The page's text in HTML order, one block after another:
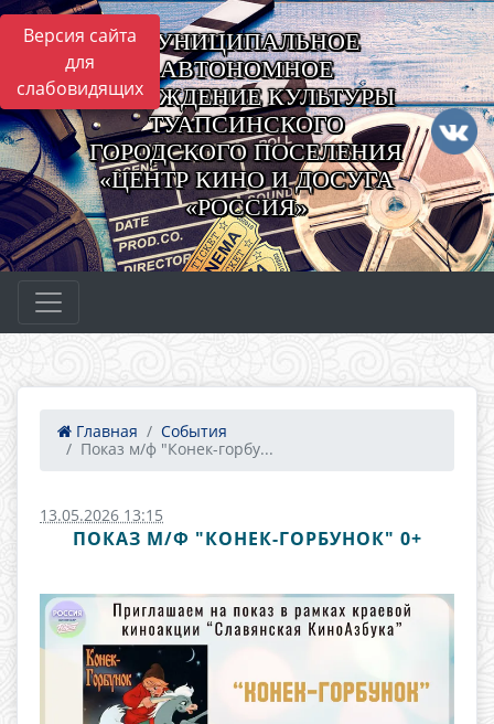
Версия сайта
для
слабовидящих
МУНИЦИПАЛЬНОЕ
АВТОНОМНОЕ
УЧРЕЖДЕНИЕ КУЛЬТУРЫ
ТУАПСИНСКОГО
ГОРОДСКОГО ПОСЕЛЕНИЯ
«ЦЕНТР КИНО И ДОСУГА
«РОССИЯ»
Главная
События
Показ м/ф "Конек-горбу...
13.05.2026 13:15
ПОКАЗ М/Ф "КОНЕК-ГОРБУНОК" 0+